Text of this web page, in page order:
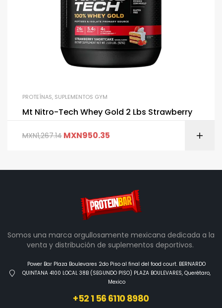
PROTEÍNAS, SUPLEMENTOS GYM
Mt Nitro-Tech Whey Gold 2 Lbs Strawberry
MXN1,267.14 MXN950.35
Somos una marca orgullosamente mexicana dedicada a la
venta y distribución de suplementos deportivos.
Power Bar Plaza Boulevares 2do Piso al final del food court. BERNARDO
QUINTANA 4100 LOCAL 38B (SEGUNDO PISO) PLAZA BOULEVARES, Querétaro,
Mexico
+52 1 56 6110 8980